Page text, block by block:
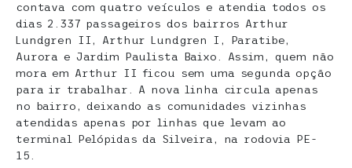
contava com quatro veículos e atendia todos os
dias 2.337 passageiros dos bairros Arthur
Lundgren II, Arthur Lundgren I, Paratibe,
Aurora e Jardim Paulista Baixo. Assim, quem não
mora em Arthur II ficou sem uma segunda opção
para ir trabalhar. A nova linha circula apenas
no bairro, deixando as comunidades vizinhas
atendidas apenas por linhas que levam ao
terminal Pelópidas da Silveira, na rodovia PE-
15.